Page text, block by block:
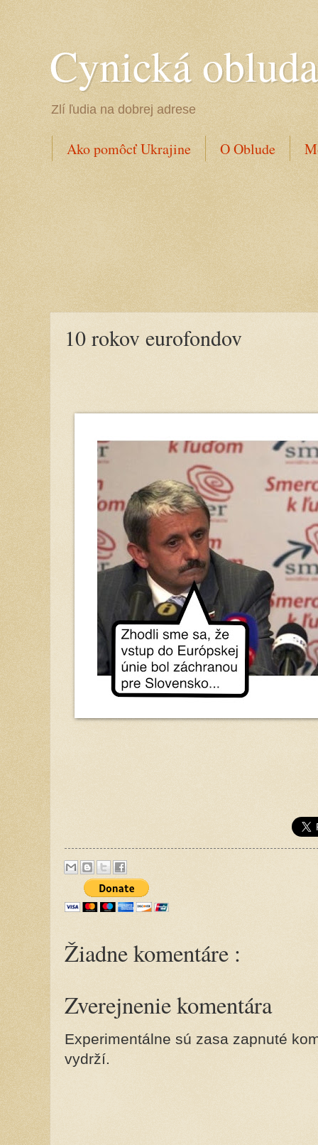
Cynická obluda
Zlí ľudia na dobrej adrese
Ako pomôcť Ukrajine O Oblude
10 rokov eurofondov
Žiadne komentáre :
Zverejnenie komentára
Experimentálne sú zasa zapnuté
vydrží.